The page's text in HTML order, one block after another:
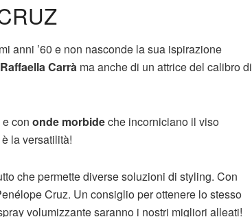
anni ’60 e non nasconde la sua ispirazione
Raffaella Carrà ma anche di un attrice del calibro di
con onde morbideche incorniciano il viso
la versatilità!
che permette diverse soluzioni di styling. Con
Cruz. Un consiglio per ottenere lo stesso
volumizzante saranno i nostri migliori alleati!